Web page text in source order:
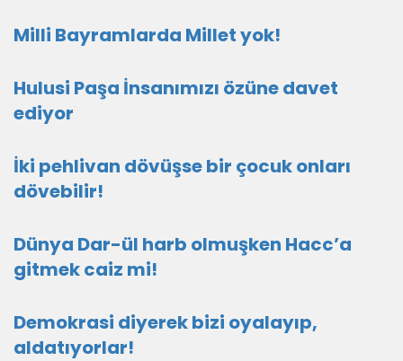
Milli Bayramlarda Millet yok!
Hulusi Paşa İnsanımızı özüne davet
ediyor
İki pehlivan dövüşse bir çocuk onları
dövebilir!
Dünya Dar-ül harb olmuşken Hacc’a
gitmek caiz mi!
Demokrasi diyerek bizi oyalayıp,
aldatıyorlar!